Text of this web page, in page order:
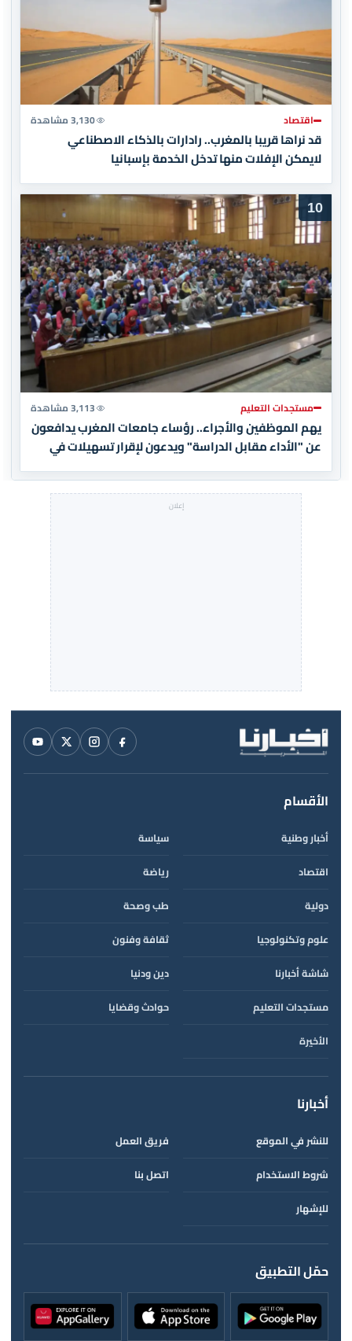
اقتصاد 3,130 مشاهدة
قد نراها قريبا بالمغرب.. رادارات بالذكاء الاصطناعي
لايمكن الإفلات منها تدخل الخدمة بإسبانيا
10
مستجدات التعليم 3,113 مشاهدة
يهم الموظفين والأجراء.. رؤساء جامعات المغرب يدافعون
عن "الأداء مقابل الدراسة" ويدعون لإقرار تسهيلات في
الأقسام
أخبار وطنية
سياسة
اقتصاد
رياضة
دولية
طب وصحة
علوم وتكنولوجيا
ثقافة وفنون
شاشة أخبارنا
دين ودنيا
مستجدات التعليم
حوادث وقضايا
الأخيرة
أخبارنا
للنشر في الموقع
فريق العمل
شروط الاستخدام
اتصل بنا
للإشهار
حمّل التطبيق